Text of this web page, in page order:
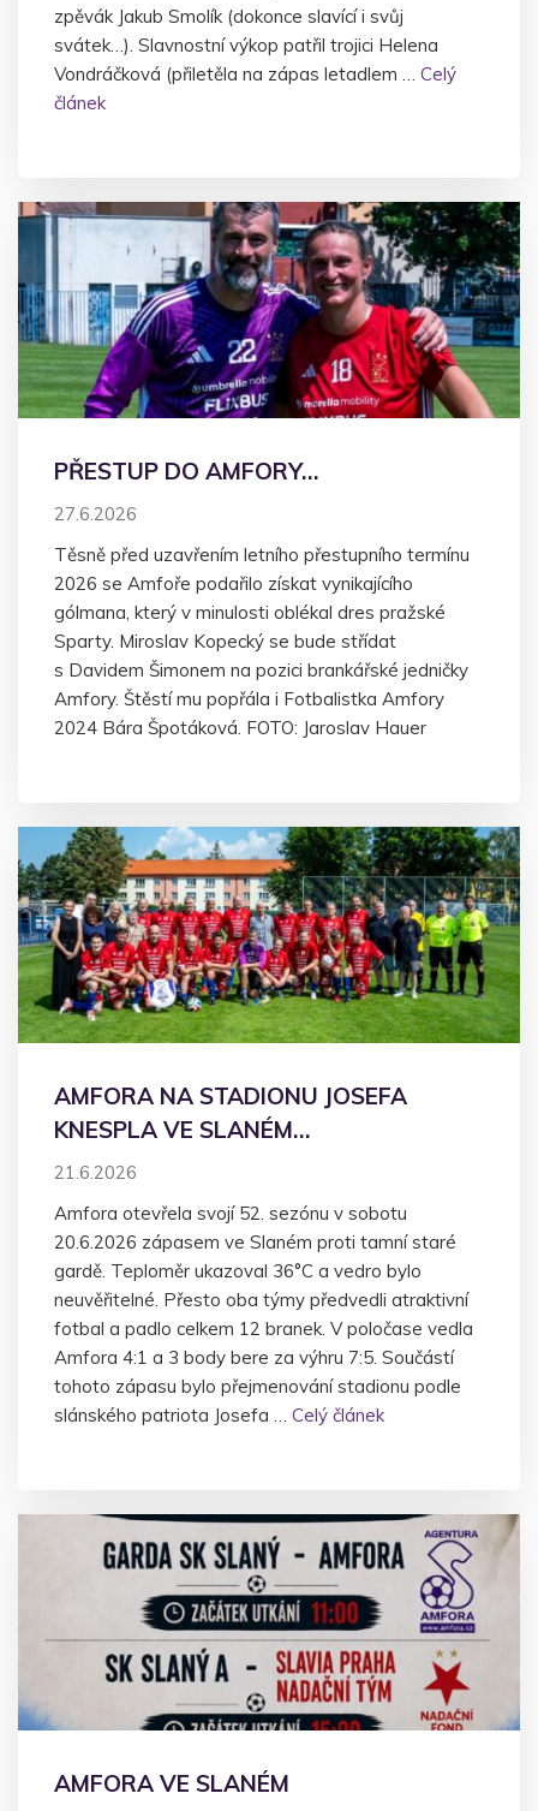
zpěvák Jakub Smolík (dokonce slavící i svůj
svátek…). Slavnostní výkop patřil trojici Helena
Vondráčková (přiletěla na zápas letadlem … Celý
článek
PŘESTUP DO AMFORY…
27.6.2026
Těsně před uzavřením letního přestupního termínu
2026 se Amfoře podařilo získat vynikajícího
gólmana, který v minulosti oblékal dres pražské
Sparty. Miroslav Kopecký se bude střídat
s Davidem Šimonem na pozici brankářské jedničky
Amfory. Štěstí mu popřála i Fotbalistka Amfory
2024 Bára Špotáková. FOTO: Jaroslav Hauer
AMFORA NA STADIONU JOSEFA
KNESPLA VE SLANÉM…
21.6.2026
Amfora otevřela svojí 52. sezónu v sobotu
20.6.2026 zápasem ve Slaném proti tamní staré
gardě. Teploměr ukazoval 36°C a vedro bylo
neuvěřitelné. Přesto oba týmy předvedli atraktivní
fotbal a padlo celkem 12 branek. V poločase vedla
Amfora 4:1 a 3 body bere za výhru 7:5. Součástí
tohoto zápasu bylo přejmenování stadionu podle
slánského patriota Josefa … Celý článek
AMFORA VE SLANÉM